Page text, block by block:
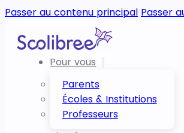
Passer au contenu principal Passer
Pour vous
Parents
Écoles & Institutions
Professeurs